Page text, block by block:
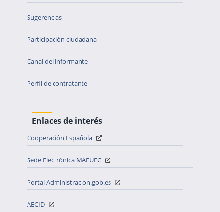
Sugerencias
Participación ciudadana
Canal del informante
Perfil de contratante
Enlaces de interés
Cooperación Española
Sede Electrónica MAEUEC
Portal Administracion.gob.es
AECID